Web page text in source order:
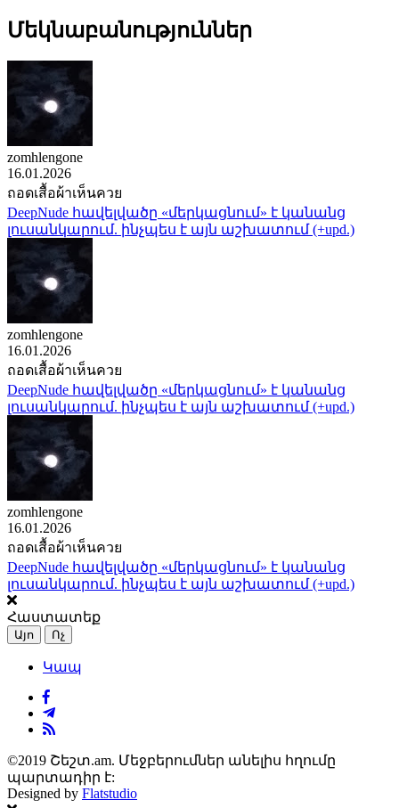
Մեկնաբանություններ
zomhlengone
16.01.2026
ถอดเสื้อผ้าเห็นควย
DeepNude հավելվածը «մերկացնում» է կանանց
լուսանկարում. ինչպես է այն աշխատում (+upd.)
zomhlengone
16.01.2026
ถอดเสื้อผ้าเห็นควย
DeepNude հավելվածը «մերկացնում» է կանանց
լուսանկարում. ինչպես է այն աշխատում (+upd.)
zomhlengone
16.01.2026
ถอดเสื้อผ้าเห็นควย
DeepNude հավելվածը «մերկացնում» է կանանց
լուսանկարում. ինչպես է այն աշխատում (+upd.)
Հաստատեք
Այո Ոչ
Կապ
©2019 Շեշտ.am. Մեջբերումներ անելիս հղումը
պարտադիր է:
Designed by Flatstudio